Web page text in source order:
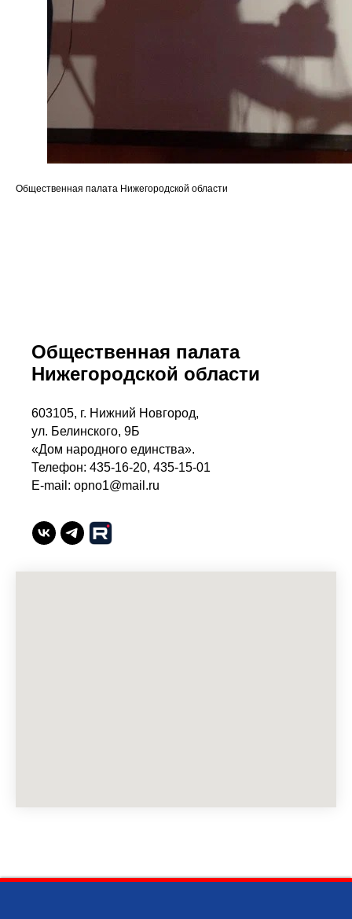
Общественная палата Нижегородской области
Общественная палата
Нижегородской области
603105, г. Нижний Новгород,
ул. Белинского, 9Б
«Дом народного единства».
Телефон: 435-16-20, 435-15-01
E-mail: opno1@mail.ru